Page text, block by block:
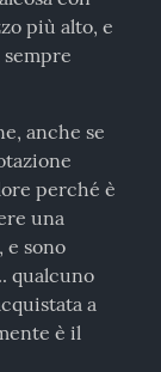
più alto, e
anche se
perché è
una
e sono
qualcuno
a
è il